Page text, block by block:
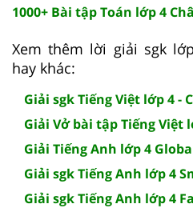
1000+ Bài tập Toán lớp 4
Xem thêm lời giải sgk
hay khác:
Giải sgk Tiếng Việt lớp 4 -
Giải Vở bài tập Tiếng Việt
Giải Tiếng Anh lớp 4
Giải sgk Tiếng Anh lớp 4
Giải sgk Tiếng Anh lớp 4